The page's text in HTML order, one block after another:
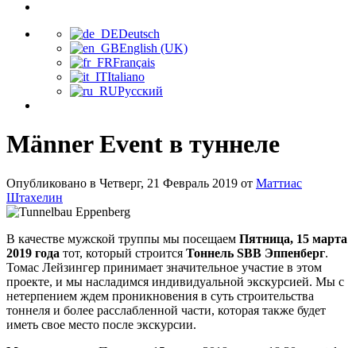
Deutsch
English (UK)
Français
Italiano
Русский
Männer Event в туннеле
Опубликовано в Четверг, 21 Февраль 2019 от Маттиас
Штахелин
В качестве мужской труппы мы посещаем Пятница, 15 марта
2019 года тот, который строится Тоннель SBB Эппенберг.
Томас Лейзингер принимает значительное участие в этом
проекте, и мы насладимся индивидуальной экскурсией. Мы с
нетерпением ждем проникновения в суть строительства
тоннеля и более расслабленной части, которая также будет
иметь свое место после экскурсии.